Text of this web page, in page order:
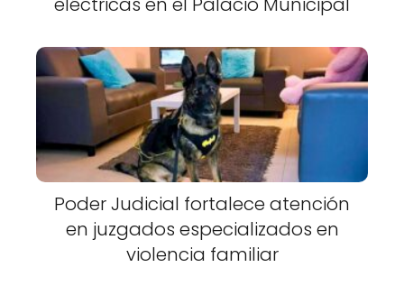
Poder Judicial fortalece atención
en juzgados especializados en
violencia familiar